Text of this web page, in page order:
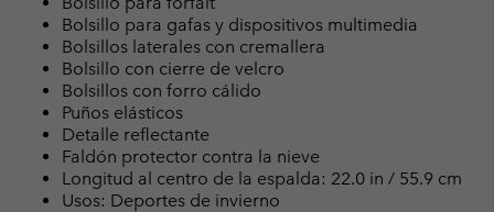
Bolsillo para gafas y dispositivos multimedia
Bolsillos laterales con cremallera
Bolsillo con cierre de velcro
Bolsillos con forro cálido
Puños elásticos
Detalle reflectante
Faldón protector contra la nieve
Longitud al centro de la espalda: 22.0 in / 55.9 cm
Usos: Deportes de invierno